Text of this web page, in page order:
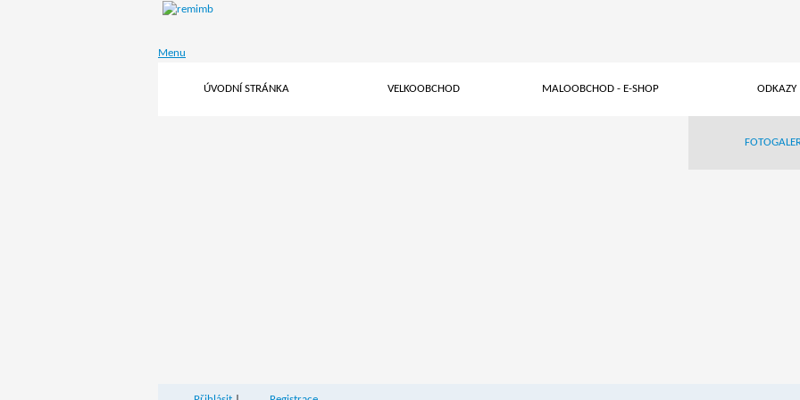
Menu
ÚVODNÍ STRÁNKA VELKOOBCHOD MALOOBCHOD - E-SHOP ODKAZY